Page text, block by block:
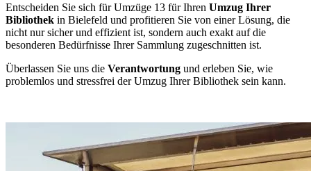
Entscheiden Sie sich für Umzüge 13 für Ihren Umzug Ihrer
Bibliothek in Bielefeld und profitieren Sie von einer Lösung, die
nicht nur sicher und effizient ist, sondern auch exakt auf die
besonderen Bedürfnisse Ihrer Sammlung zugeschnitten ist.
Überlassen Sie uns die Verantwortung und erleben Sie, wie
problemlos und stressfrei der Umzug Ihrer Bibliothek sein kann.